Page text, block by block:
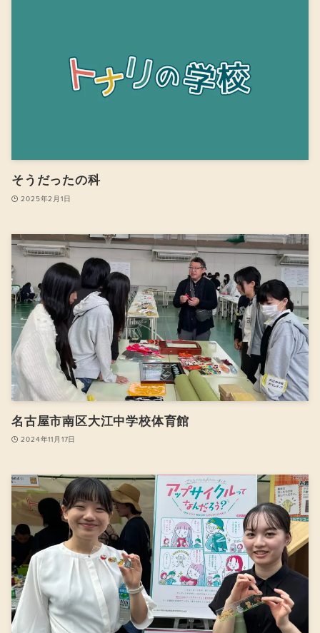
そうだったの科
2025年2月1日
名古屋市南区大江中学校体育館
2024年11月17日